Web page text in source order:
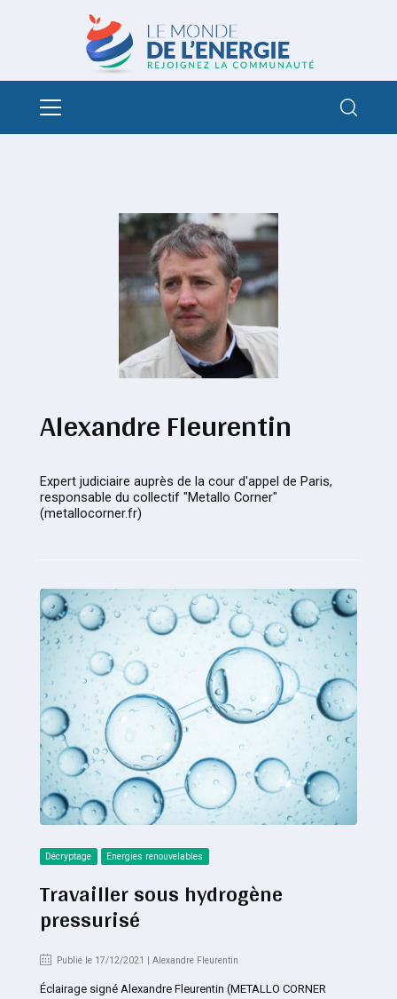
Alexandre Fleurentin
Expert judiciaire auprès de la cour d'appel de Paris,
responsable du collectif "Metallo Corner"
(metallocorner.fr)
Décryptage Energies renouvelables
Travailler sous hydrogène
pressurisé
Publié le 17/12/2021 | Alexandre Fleurentin
Éclairage signé Alexandre Fleurentin (METALLO CORNER